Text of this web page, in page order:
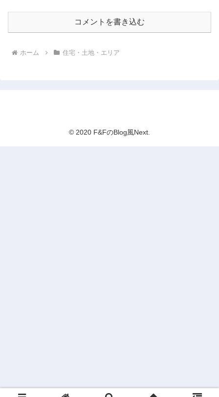
コメントを書き込む
ホーム 住宅・土地・エリア
© 2020 F&FのBlog風Next.